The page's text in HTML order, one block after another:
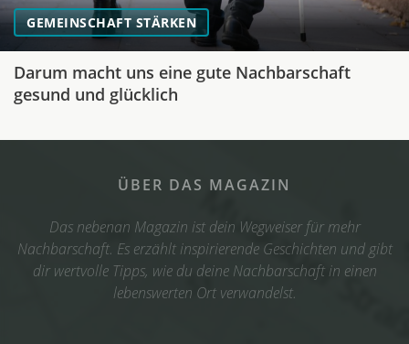
GEMEINSCHAFT STÄRKEN
Darum macht uns eine gute Nachbarschaft
gesund und glücklich
ÜBER DAS MAGAZIN
Das nebenan Magazin ist dein Wegweiser für mehr
Nachbarschaft. Es erzählt inspirierende Geschichten und gibt
dir wertvolle Tipps, wie du deine Nachbarschaft in einen
lebenswerten Ort verwandelst.